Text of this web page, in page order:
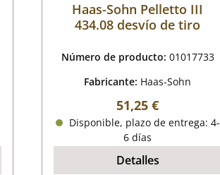
Haas-Sohn Pelletto III
434.08 desvío de tiro
Número de producto: 01017733
Fabricante: Haas-Sohn
Precio normal:
51,25 €
Disponible, plazo de entrega: 4-
6 días
Detalles